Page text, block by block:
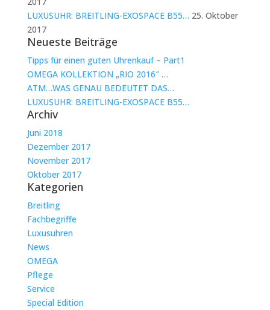
LUXUSUHR: BREITLING-EXOSPACE B55… 25. Oktober
2017
Neueste Beiträge
Tipps für einen guten Uhrenkauf – Part1
OMEGA KOLLEKTION „RIO 2016″ …
ATM…WAS GENAU BEDEUTET DAS…
LUXUSUHR: BREITLING-EXOSPACE B55…
Archiv
Juni 2018
Dezember 2017
November 2017
Oktober 2017
Kategorien
Breitling
Fachbegriffe
Luxusuhren
News
OMEGA
Pflege
Service
Special Edition